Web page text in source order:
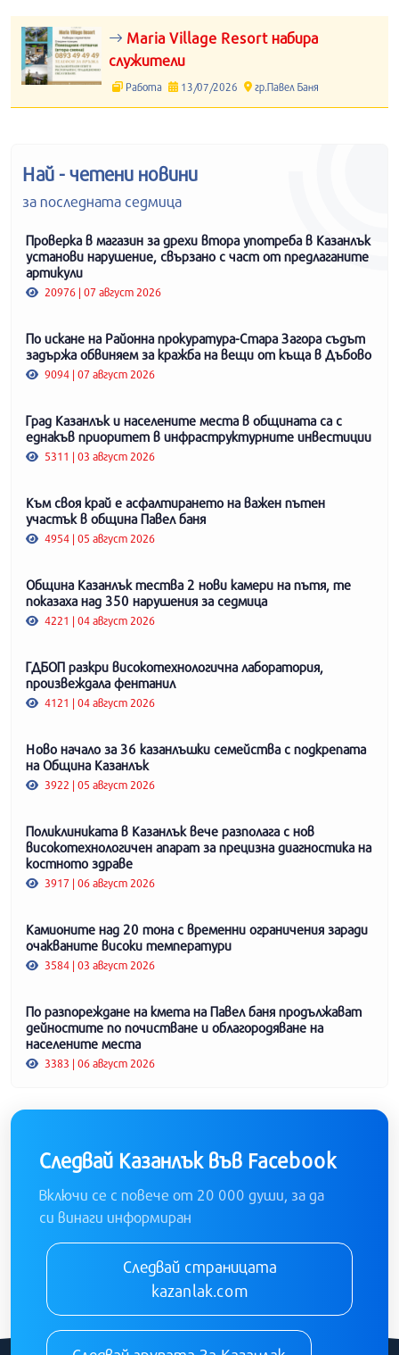
Maria Village Resort набира
служители
Работа 13/07/2026 гр.Павел Баня
Най - четени новини
за последната седмица
Проверка в магазин за дрехи втора употреба в Казанлък
установи нарушение, свързано с част от предлаганите
артикули
20976 | 07 август 2026
По искане на Районна прокуратура-Стара Загора съдът
задържа обвиняем за кражба на вещи от къща в Дъбово
9094 | 07 август 2026
Град Казанлък и населените места в общината са с
еднакъв приоритет в инфраструктурните инвестиции
5311 | 03 август 2026
Към своя край е асфалтирането на важен пътен
участък в община Павел баня
4954 | 05 август 2026
Община Казанлък тества 2 нови камери на пътя, те
показаха над 350 нарушения за седмица
4221 | 04 август 2026
ГДБОП разкри високотехнологична лаборатория,
произвеждала фентанил
4121 | 04 август 2026
Ново начало за 36 казанлъшки семейства с подкрепата
на Община Казанлък
3922 | 05 август 2026
Поликлиниката в Казанлък вече разполага с нов
високотехнологичен апарат за прецизна диагностика на
костното здраве
3917 | 06 август 2026
Камионите над 20 тона с временни ограничения заради
очакваните високи температури
3584 | 03 август 2026
По разпореждане на кмета на Павел баня продължават
дейностите по почистване и облагородяване на
населените места
3383 | 06 август 2026
Следвай Казанлък във Facebook
Включи се с повече от 20 000 души, за да
си винаги информиран
Следвай страницата
kazanlak.com